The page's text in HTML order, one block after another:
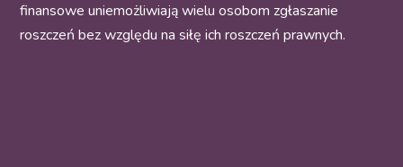
finansowe uniemożliwiają wielu osobom zgłaszanie
roszczeń bez względu na siłę ich roszczeń prawnych.